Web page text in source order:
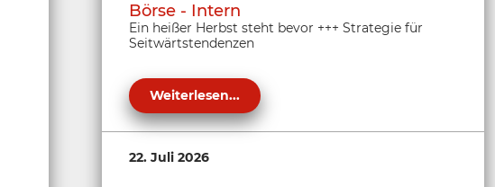
Börse - Intern
Ein heißer Herbst steht bevor +++ Strategie für
Seitwärtstendenzen
Weiterlesen...
22. Juli 2026